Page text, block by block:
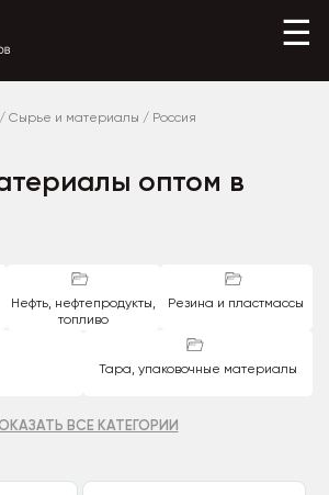
☰
/ Сырье и материалы / Россия
оптом в
Нефть, нефтепродукты,
топливо
Резина и пластмассы
Тара, упаковочные материалы
ВСЕ КАТЕГОРИИ